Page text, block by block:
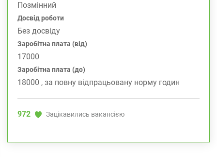
Позмінний
Досвід роботи
Без досвіду
Заробітна плата (від)
17000
Заробітна плата (до)
18000 , за повну відпрацьовану норму годин
972 Зацікавились вакансією